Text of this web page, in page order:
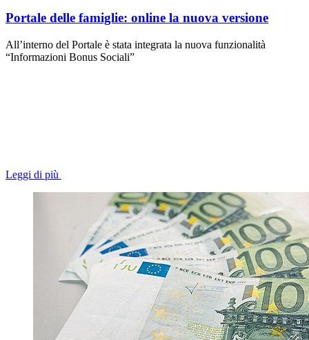
Portale delle famiglie: online la nuova versione
All’interno del Portale è stata integrata la nuova funzionalità
“Informazioni Bonus Sociali”
Leggi di più